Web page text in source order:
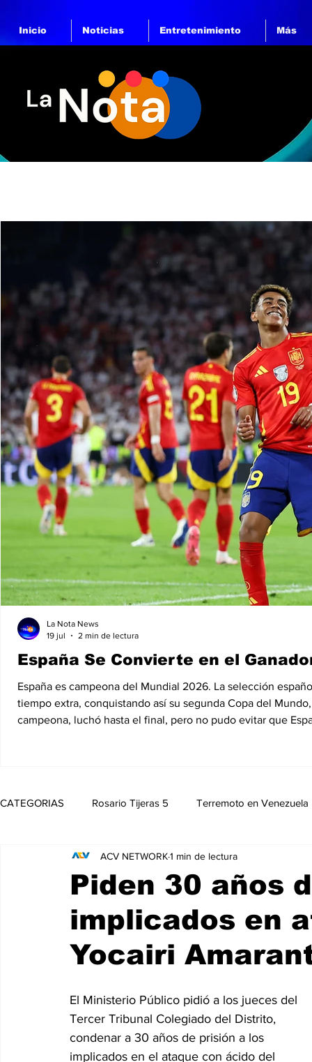
Inicio Noticias Entretenimiento Más
España Se Convierte en el
España es campeona del Mundial 2026. La selección
tiempo extra, conquistando así su segunda Copa del
campeona, luchó hasta el final, pero no pudo evitar que
La Nota News
19 jul
2 min de lectura
CATEGORIAS Rosario Tijeras 5 Terremoto en Venezuela
Trump Regresa a La Casa Blanca Opinión
Entretenimiento MedioAmbiente
Piden 30 años
implicados en
Yocairi
ACV NETWORK1 min de lectura
El Ministerio Público pidió a los jueces del
Tercer Tribunal Colegiado del Distrito,
condenar a 30 años de prisión a los
implicados en el ataque con ácido del